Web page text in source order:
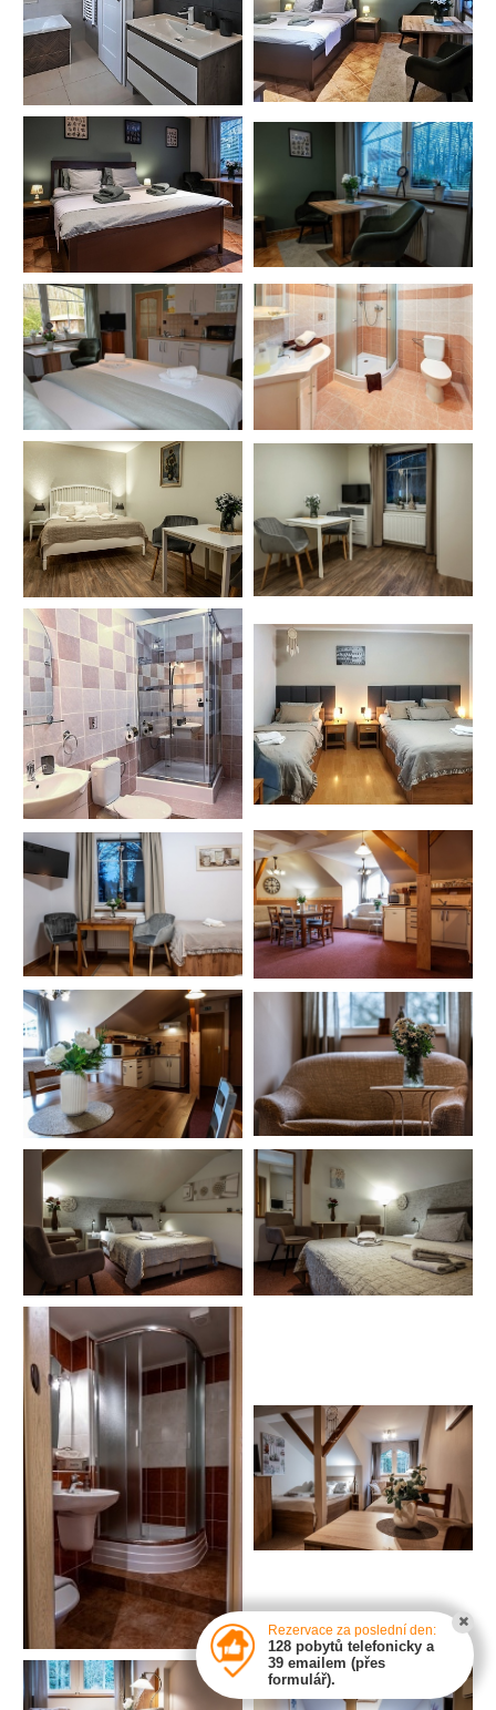
Rezervace za poslední den:
128 pobytů telefonicky a
39 emailem (přes
formulář).